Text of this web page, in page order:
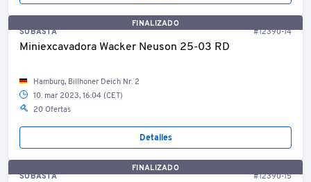
FINALIZADO
SUBASTA
#12390-14
Miniexcavadora Wacker Neuson 25-03 RD
Hamburg, Billhoner Deich Nr. 2
10. mar 2023, 16:04 (CET)
20 Ofertas
Detalles
FINALIZADO
SUBASTA
#12390-15